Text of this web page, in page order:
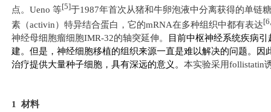
点。 Ueno 等[5]于1987年首次从猪和牛卵泡液中分离获得的单链
素（activin）特异结合蛋白，它的mRNA在多种组织中都有表达
神经母细胞瘤细胞IMR-32的轴突延伸。
目前中枢神经系统疾病
建。但是，神经细胞移植的组织来源一直是难以解决的问题。因
治疗提供大量种子细胞，具有深远的意义。 本实验采用follistatin
1 材料